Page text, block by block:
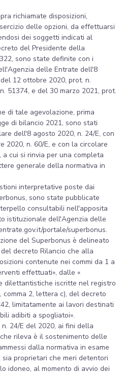
richiamate disposizioni,
delle opzioni, da effettuarsi
dei soggetti indicati al
del Presidente della
sono state definite con i
delle Entrate dell'8
12 ottobre 2020, prot. n.
51374, e del 30 marzo 2021, prot.
di tale agevolazione, prima
di bilancio 2021, sono stati
dell'8 agosto 2020, n. 24/E, con
2020, n. 60/E, e con la circolare
a cui si rinvia per una completa
generale della normativa in
interpretative poste dai
sono state pubblicate
consultabili nell'apposita
istituzionale dell'Agenzia delle
portale/superbonus.
del Superbonus è delineato
decreto Rilancio che alla
contenute nei commi da 1 a
effettuati», dalle «
dilettantistiche iscritte nel registro
2, lettera c), del decreto
limitatamente ai lavori destinati
adibiti a spogliatoi».
24/E del 2020, ai fini della
rileva è il sostenimento delle
dalla normativa in esame
proprietari che meri detentori
idoneo, al momento di avvio dei